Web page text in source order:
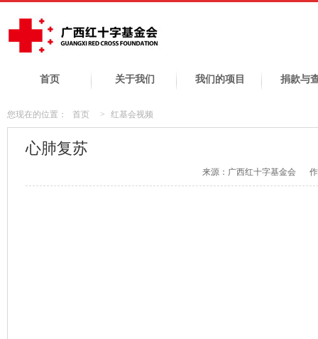
首页 关于我们 我们的项目 捐款与
您现在的位置： 首页 > 红基会视频
心肺复苏
来源：广西红十字基金会